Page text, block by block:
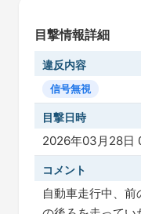
目撃情報詳細
違反内容
信号無視
目撃日時
2026年03月28日
コメント
自動車走行中、